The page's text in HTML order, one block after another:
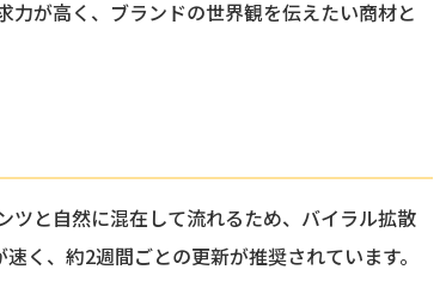
力が高く、ブランドの世界観を伝えたい商材と
ツと自然に混在して流れるため、バイラル拡散
く、約2週間ごとの更新が推奨されています。